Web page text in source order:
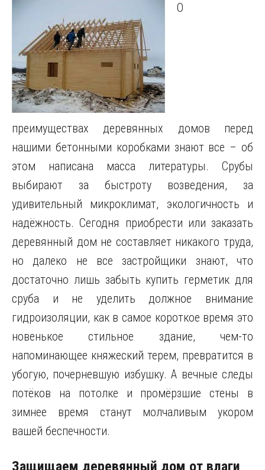
О
преимуществах деревянных домов перед
нашими бетонными коробками знают все – об
этом написана масса литературы. Срубы
выбирают за быстроту возведения, за
удивительный микроклимат, экологичность и
надёжность. Сегодня приобрести или заказать
деревянный дом не составляет никакого труда,
но далеко не все застройщики знают, что
достаточно лишь забыть купить герметик для
сруба и не уделить должное внимание
гидроизоляции, как в самое короткое время это
новенькое стильное здание, чем-то
напоминающее княжеский терем, превратится в
убогую, почерневшую избушку. А вечные следы
потёков на потолке и промёрзшие стены в
зимнее время станут молчаливым укором
вашей беспечности.
Защищаем деревянный дом от влаги